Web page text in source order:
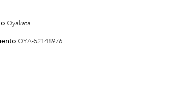
Oyakata
OYA-52148976